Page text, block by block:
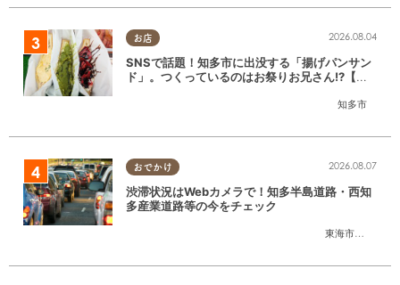
お店
知多市
2026.08.04
SNSで話題！知多市に出没する「揚げパンサン
ド」。つくっているのはお祭りお兄さん!?【ち
おでかけ
東海市
,大府市
2026.08.07
渋滞状況はWebカメラで！知多半島道路・西知
多産業道路等の今をチェック